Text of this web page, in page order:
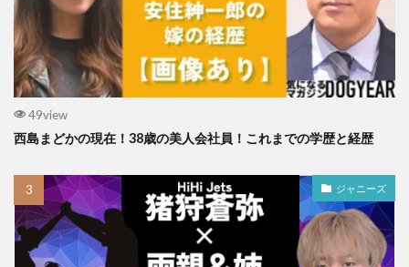
49view
西島まどかの現在！38歳の美人会社員！これまでの学歴と経歴
ジャニーズ